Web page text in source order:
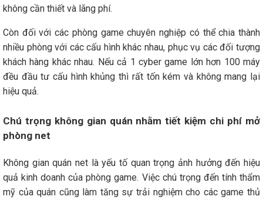
không cần thiết và lãng phí.
Còn đối với các phòng game chuyên nghiệp có thể chia thành
nhiều phòng với các cấu hình khác nhau, phục vụ các đối tượng
khách hàng khác nhau. Nếu cả 1 cyber game lớn hơn 100 máy
đều đầu tư cấu hình khủng thì rất tốn kém và không mang lại
hiệu quả.
Chú trọng không gian quán nhằm tiết kiệm chi phí mở
phòng net
Không gian quán net là yếu tố quan trọng ảnh hưởng đến hiệu
quả kinh doanh của phòng game. Việc chú trọng đến tính thẩm
mỹ của quán cũng làm tăng sự trải nghiệm cho các game thủ